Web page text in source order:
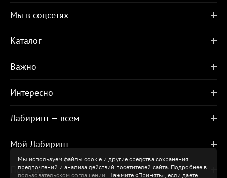
Мы используем файлы cookie и другие средства сохранения
предпочтений и анализа действий посетителей сайта. Подробнее в
пользовательском соглашении. Нажмите «Принять», если даете
Мы в соцсетях
Каталог
Важно
Интересно
Лабиринт — всем
Мой Лабиринт
Помощь